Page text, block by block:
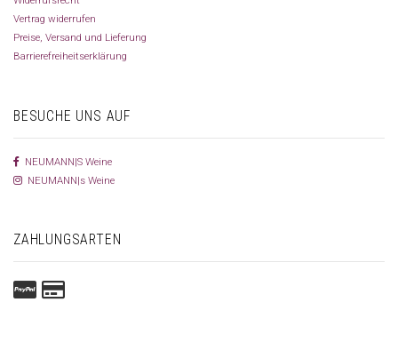
Vertrag widerrufen
Preise, Versand und Lieferung
Barrierefreiheitserklärung
BESUCHE UNS AUF
NEUMANN|S Weine
NEUMANN|s Weine
ZAHLUNGSARTEN